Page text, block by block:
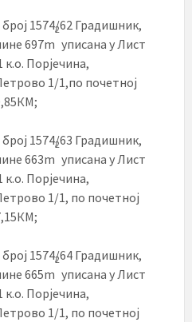
1574/62 Градишник,
697m
2
уписана у Лист
Порјечина,
1/1,по почетној
1574/63 Градишник,
663m
2
уписана у Лист
Порјечина,
1/1, по почетној
1574/64 Градишник,
665m
2
уписана у Лист
Порјечина,
1/1, по почетној